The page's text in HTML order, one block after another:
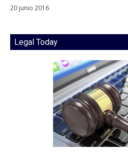
20 junio 2016
Legal Today